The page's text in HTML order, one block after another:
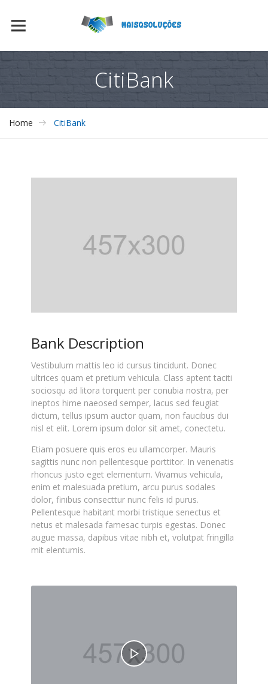
CitiBank
Home CitiBank
Bank Description
Vestibulum mattis leo id cursus tincidunt. Donec
ultrices quam et pretium vehicula. Class aptent taciti
sociosqu ad litora torquent per conubia nostra, per
ineptos hime naeosed semper, lacus sed feugiat
dictum, tellus ipsum auctor quam, non faucibus dui
nisl et elit. Lorem ipsum dolor sit amet, conectetu.
Etiam posuere quis eros eu ullamcorper. Mauris
sagittis nunc non pellentesque porttitor. In venenatis
rhoncus justo eget elementum. Vivamus vehicula,
enim et malesuada pretium, arcu purus sodales
dolor, finibus consecttur nunc felis id purus.
Pellentesque habitant morbi tristique senectus et
netus et malesada famesac turpis egestas. Donec
augue massa, dapibus vitae nibh et, volutpat fringilla
mit elentumis.